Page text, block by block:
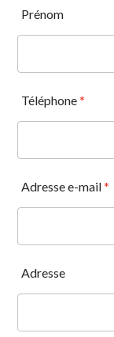
Prénom
Téléphone*
Adresse e-mail*
Adresse